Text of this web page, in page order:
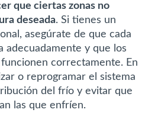
que ciertas zonas no
deseada. Si tienes un
asegúrate de que cada
adecuadamente y que los
correctamente. En
o reprogramar el sistema
del frío y evitar que
las que enfríen.